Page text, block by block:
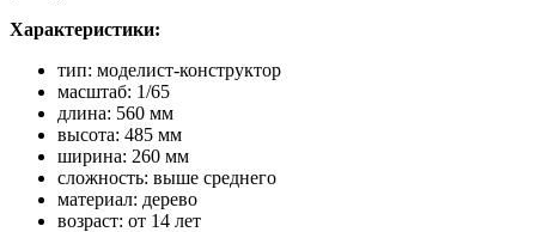
Характеристики:
тип: моделист-конструктор
масштаб: 1/65
длина: 560 мм
высота: 485 мм
ширина: 260 мм
сложность: выше среднего
материал: дерево
возраст: от 14 лет